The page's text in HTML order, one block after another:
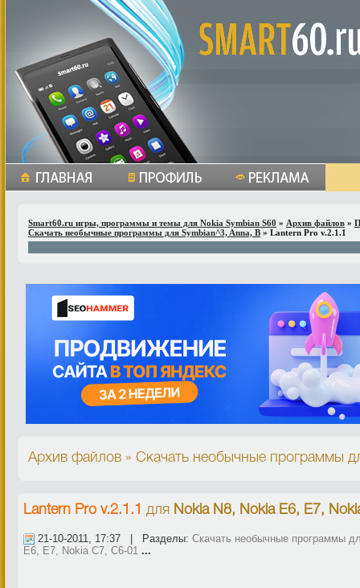
Smart60.ru игры, программы и темы для Nokia Symbian S60 » Архив файлов »
Скачать необычные программы для Symbian^3, Anna, B » Lantern Pro v.2.1.1
Архив файлов » Скачать необычные программы
Lantern Pro v.2.1.1 для Nokia N8, Nokia E6, E7,
21-10-2011, 17:37 | Разделы: Скачать необычные программы
E6, E7, Nokia C7, C6-01 ...